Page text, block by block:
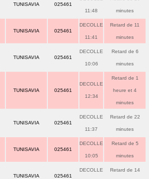
TUNISAVIA 025461
11:48 minutes
TUNISAVIA 025461
DECOLLE
11:41
Retard de 11
minutes
TUNISAVIA 025461
DECOLLE
10:06
Retard de 6
minutes
TUNISAVIA 025461
DECOLLE
12:34
Retard de 1
heure et 4
minutes
TUNISAVIA 025461
DECOLLE
11:37
Retard de 22
minutes
TUNISAVIA 025461
DECOLLE
10:05
Retard de 5
minutes
TUNISAVIA 025461
DECOLLE Retard de 14